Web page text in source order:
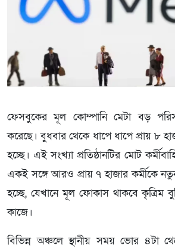
ফেসবুকের মূল কোম্পানি মেটা বড়
করেছে। বুধবার থেকে ধাপে ধাপে প্রায় ৮
হচ্ছে। এই সংখ্যা প্রতিষ্ঠানটির মোট
একই সঙ্গে আরও প্রায় ৭ হাজার কর্মীকে নতুন
হচ্ছে, যেখানে মূল ফোকাস থাকবে কৃত্রিম
কাজে।
বিভিন্ন অঞ্চলে স্থানীয় সময় ভোর ৪টা